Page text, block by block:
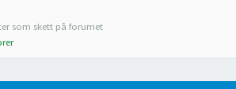
som skett på forumet